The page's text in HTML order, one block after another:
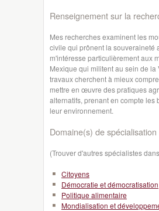
Renseignement sur la
Mes recherches examinent les
civile qui prônent la souveraineté
m'intéresse particulièrement aux
Mexique qui militent au sein de
travaux cherchent à mieux
mettre en œuvre des pratiques
alternatifs, prenant en compte
leur environnement.
Domaine(s) de spécialisation
(Trouver d'autres spécialistes
Citoyens
Démocratie et démocratisation
Politique alimentaire
Mondialisation et